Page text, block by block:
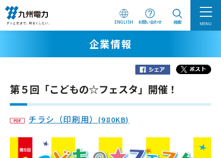
ENGLISH お問い合わせ 検索 MENU
企業情報
第５回「こどもの☆フェスタ」開催！
チラシ（印刷用） (980KB)